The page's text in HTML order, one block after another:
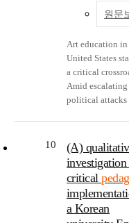
half of the
had attempted to
development on
culturally
pedagogy to
teachers, but the
district’s
on improving
results. Finally,
the principals
facilitating
relevant
any way or in
dissertation
addresses the
incorporating
multilingual
multiliteracies
pedagogy to
foster a flexible
educational
context that
leverages
bi/multilingual
students’ full
and cultural
as resources in
of
pedagogy
both biliteracy
development
transformation.
Therefore, this
explores how
transformation
elementary DLI
contexts. There
purposes that
research: to
원문
Art education in
United States
a critical
Amid escalating
political attacks
initiatives; the
defunding of
education; and
ideological
of research and
scholarship, the
10
(A)
critical
a Korean